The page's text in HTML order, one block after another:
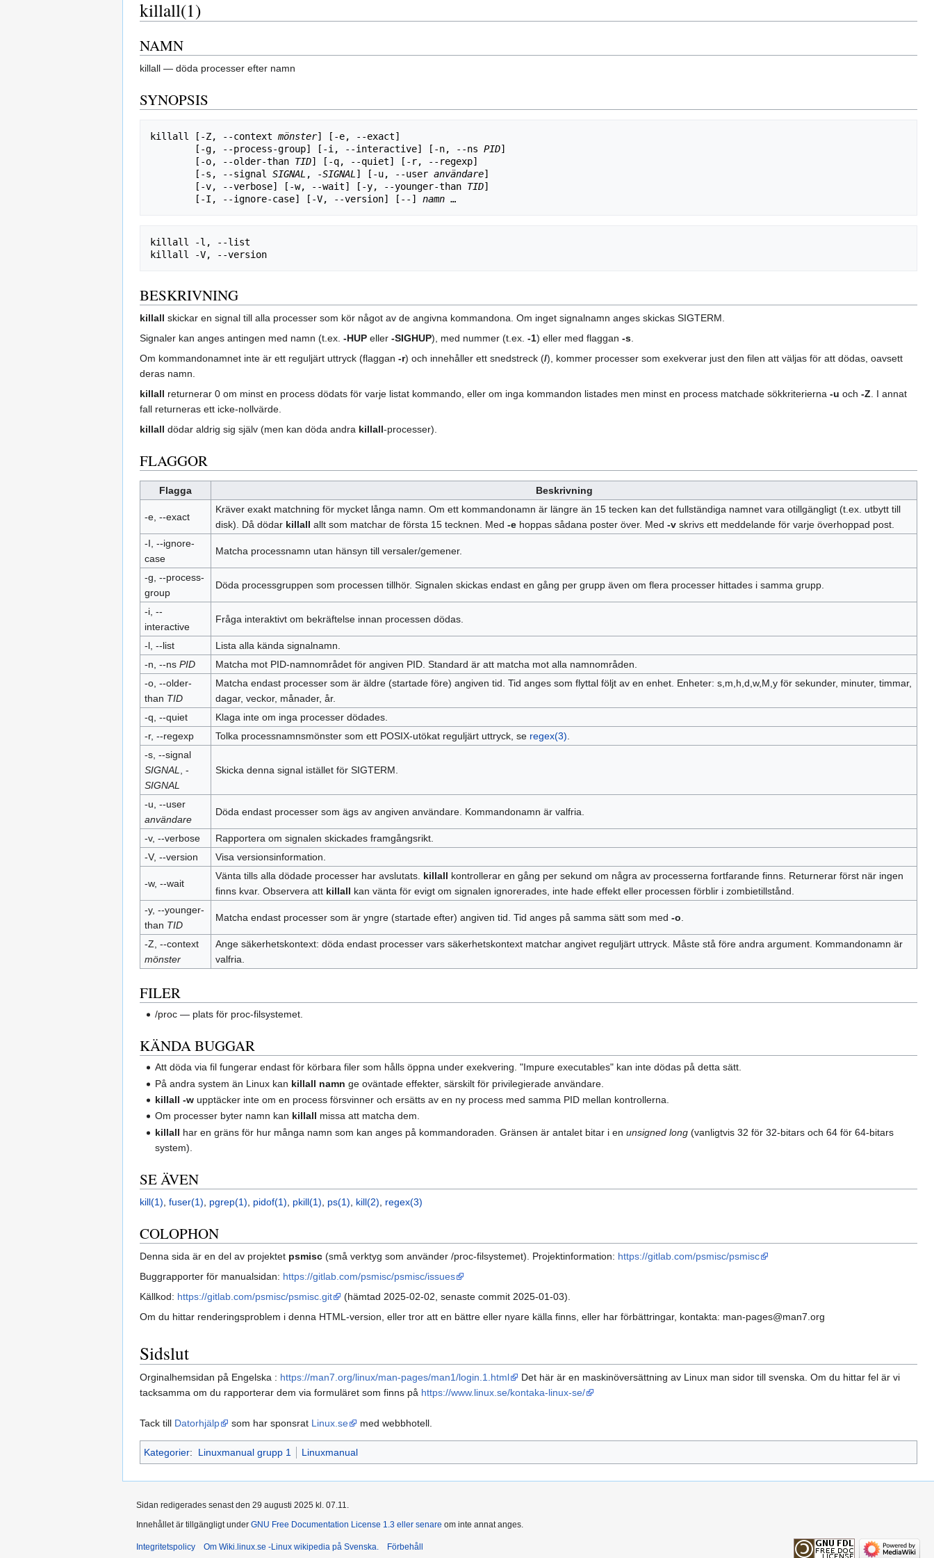
killall(1)
NAMN
killall — döda processer efter namn
SYNOPSIS
killall [-Z, --context mönster] [-e, --exact]
        [-g, --process-group] [-i, --interactive] [-n, --ns
PID]
        [-o, --older-than
TID] [-q, --quiet] [-r, --regexp]
        [-s, --signal
SIGNAL , -SIGNAL ] [-u, --user användare]
        [-v, --verbose] [-w, --wait] [-y, --younger-than
TID]
        [-I, --ignore-case] [-V, --version] [--]
namn
killall -l, --list
BESKRIVNING
killall skickar en signal till alla processer som kör något av de angivna kommandona. Om inget signalnamn anges skickas SIGTERM.
Signaler kan anges antingen med namn (t.ex. -HUP eller -SIGHUP), med nummer (t.ex. -1) eller med flaggan -s
Om kommandonamnet inte är ett reguljärt uttryck (flaggan -r) och innehåller ett snedstreck (/), kommer processer som exekverar just den filen att väljas för att dödas, oavsett
deras namn.
killall returnerar 0 om minst en process dödats för varje listat kommando, eller om inga kommandon listades men minst en process matchade sökkriterierna -u och -Z . I annat
fall returneras ett icke-nollvärde.
killall dödar aldrig sig själv (men kan döda andra killall-processer).
FLAGGOR
Flagga Beskrivning
-e, --exact
Kräver exakt matchning för mycket långa namn. Om ett kommandonamn är längre än 15 tecken kan det fullständiga namnet vara otillgängligt (t.ex. utbytt till
disk). Då dödar killall allt som matchar de första 15 tecknen. Med -ehoppas sådana poster över. Med -vskrivs ett meddelande för varje överhoppad post.
-I, --ignore-
case
Matcha processnamn utan hänsyn till versaler/gemener.
-g, --process-
group
Döda processgruppen som processen tillhör. Signalen skickas endast en gång per grupp även om flera processer hittades i samma grupp.
-i, --
interactive
Fråga interaktivt om bekräftelse innan processen dödas.
-l, --list
Lista alla kända signalnamn.
-n, --ns PID
Matcha mot PID-namnområdet för angiven PID. Standard är att matcha mot alla namnområden.
-o, --older-
than TID
Matcha endast processer som är äldre (startade före) angiven tid. Tid anges som flyttal följt av en enhet. Enheter: s,m,h,d,w,M,y för sekunder, minuter, timmar,
dagar, veckor, månader, år.
-q, --quiet
Klaga inte om inga processer dödades.
-r, --regexp
Tolka processnamnsmönster som ett POSIX-utökat reguljärt uttryck, se regex(3)
-s, --signal
SIGNAL
, -
SIGNAL
Skicka denna signal istället för SIGTERM.
-u, --user
användare
Döda endast processer som ägs av angiven användare. Kommandonamn är valfria.
-v, --verbose
Rapportera om signalen skickades framgångsrikt.
-V, --version
Visa versionsinformation.
-w, --wait
Vänta tills alla dödade processer har avslutats. killall kontrollerar en gång per sekund om några av processerna fortfarande finns. Returnerar först när ingen
finns kvar. Observera att killall kan vänta för evigt om signalen ignorerades, inte hade effekt eller processen förblir i zombietillstånd.
-y, --younger-
than TID
Matcha endast processer som är yngre (startade efter) angiven tid. Tid anges på samma sätt som med -o
-Z, --context
mönster
Ange säkerhetskontext: döda endast processer vars säkerhetskontext matchar angivet reguljärt uttryck. Måste stå före andra argument. Kommandonamn är
valfria.
FILER
/proc — plats för proc-filsystemet.
KÄNDA BUGGAR
Att döda via fil fungerar endast för körbara filer som hålls öppna under exekvering. "Impure executables" kan inte dödas på detta sätt.
På andra system än Linux kan killall namn ge oväntade effekter, särskilt för privilegierade användare.
killall -w upptäcker inte om en process försvinner och ersätts av en ny process med samma PID mellan kontrollerna.
Om processer byter namn kan killall missa att matcha dem.
killall har en gräns för hur många namn som kan anges på kommandoraden. Gränsen är antalet bitar i enunsigned long (vanligtvis 32 för 32-bitars och 64 för 64-bitars
system).
SE ÄVEN
kill(1) fuser(1) pgrep(1) pidof(1) pkill(1) ps(1) kill(2) regex(3)
COLOPHON
Denna sida är en del av projektet psmisc (små verktyg som använder /proc-filsystemet). Projektinformation: https://gitlab.com/psmisc/psmisc
Buggrapporter för manualsidan: https://gitlab.com/psmisc/psmisc/issues
Källkod: https://gitlab.com/psmisc/psmisc.git
(hämtad 2025-02-02, senaste commit 2025-01-03).
Om du hittar renderingsproblem i denna HTML-version, eller tror att en bättre eller nyare källa finns, eller har förbättringar, kontakta: man-pages@man7.org
Sidslut
Orginalhemsidan på Engelska : https://man7.org/linux/man-pages/man1/login.1.html
Det här är en maskinöversättning av Linux man sidor till svenska. Om du hittar fel är vi
tacksamma om du rapporterar dem via formuläret som finns på https://www.linux.se/kontaka-linux-se/
Tack till Datorhjälp som har sponsrat Linux.se med webbhotell.
Kategorier: Linuxmanual grupp 1 Linuxmanual
Sidan redigerades senast den 29 augusti 2025 kl. 07.11.
Innehållet är tillgängligt under GNU Free Documentation License 1.3 eller senare om inte annat anges.
Integritetspolicy Om Wiki.linux.se -Linux wikipedia på Svenska. Förbehåll